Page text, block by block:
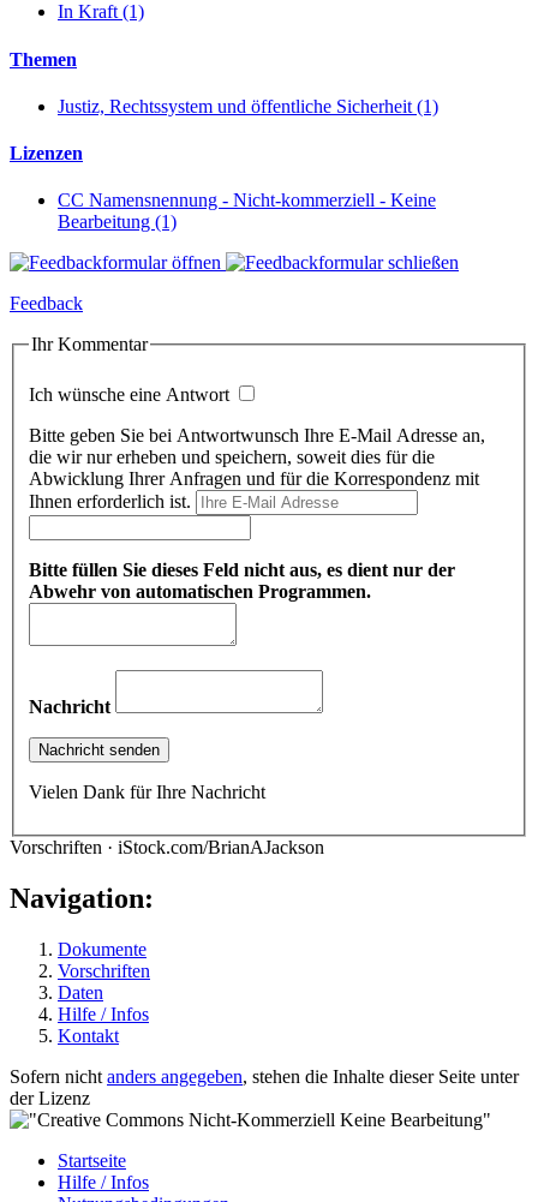
In Kraft (1)
Themen
Justiz, Rechtssystem und öffentliche Sicherheit (1)
Lizenzen
CC Namensnennung - Nicht-kommerziell - Keine
Bearbeitung (1)
Feedback
Ihr Kommentar
Ich wünsche eine Antwort
Bitte geben Sie bei Antwortwunsch Ihre E-Mail Adresse an,
die wir nur erheben und speichern, soweit dies für die
Abwicklung Ihrer Anfragen und für die Korrespondenz mit
Ihnen erforderlich ist.
Bitte füllen Sie dieses Feld nicht aus, es dient nur der
Abwehr von automatischen Programmen.
Nachricht
Vielen Dank für Ihre Nachricht
Vorschriften · iStock.com/BrianAJackson
Navigation:
Dokumente
Vorschriften
Daten
Hilfe / Infos
Kontakt
Sofern nicht anders angegeben, stehen die Inhalte dieser Seite unter
der Lizenz
Startseite
Hilfe / Infos